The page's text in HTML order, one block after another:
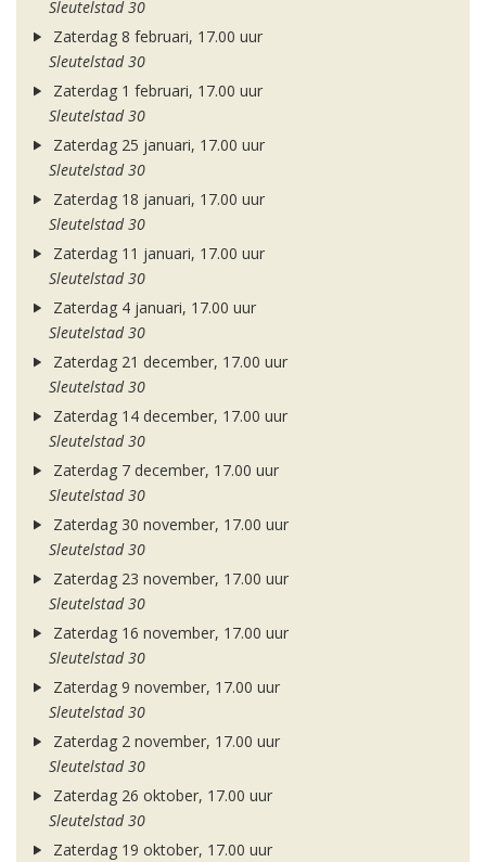
Sleutelstad 30
Zaterdag 8 februari, 17.00 uur
Sleutelstad 30
Zaterdag 1 februari, 17.00 uur
Sleutelstad 30
Zaterdag 25 januari, 17.00 uur
Sleutelstad 30
Zaterdag 18 januari, 17.00 uur
Sleutelstad 30
Zaterdag 11 januari, 17.00 uur
Sleutelstad 30
Zaterdag 4 januari, 17.00 uur
Sleutelstad 30
Zaterdag 21 december, 17.00 uur
Sleutelstad 30
Zaterdag 14 december, 17.00 uur
Sleutelstad 30
Zaterdag 7 december, 17.00 uur
Sleutelstad 30
Zaterdag 30 november, 17.00 uur
Sleutelstad 30
Zaterdag 23 november, 17.00 uur
Sleutelstad 30
Zaterdag 16 november, 17.00 uur
Sleutelstad 30
Zaterdag 9 november, 17.00 uur
Sleutelstad 30
Zaterdag 2 november, 17.00 uur
Sleutelstad 30
Zaterdag 26 oktober, 17.00 uur
Sleutelstad 30
Zaterdag 19 oktober, 17.00 uur